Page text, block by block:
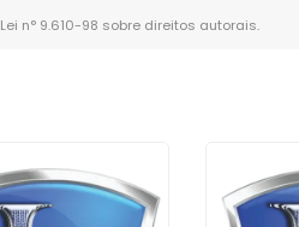
Lei n° 9.610-98 sobre direitos autorais.